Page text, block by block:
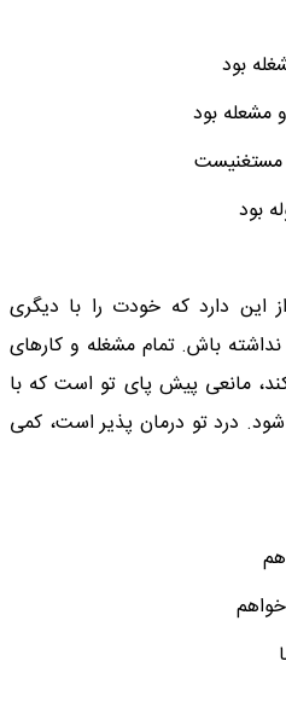
بود
بود
بود
این دارد که خودت را با دیگری
باش. تمام مشغله و کارهای
مانعی پیش پای تو است که با
درد تو درمان پذیر است، کمی